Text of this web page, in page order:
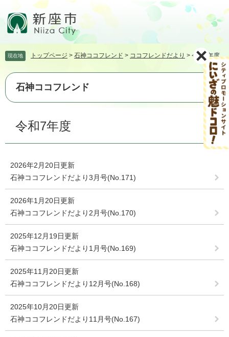
頭
す。
飛
し
て
現在地 トップページ > 石神ココフレンド > ココフレンドだより > 令和7年度
石神ココフレンド
令和7年度
2026年2月20日更新
石神ココフレンドだより3月号(No.171)
2026年1月20日更新
石神ココフレンドだより2月号(No.170)
2025年12月19日更新
石神ココフレンドだより1月号(No.169)
2025年11月20日更新
石神ココフレンドだより12月号(No.168)
2025年10月20日更新
石神ココフレンドだより11月号(No.167)